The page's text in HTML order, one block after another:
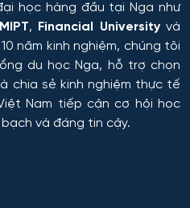
học hàng đầu tại Nga như
MIPT, Financial Universityvà
năm kinh nghiệm, chúng tôi
du học Nga, hỗ trợ chọn
chia sẻ kinh nghiệm thực tế
Nam tiếp cận cơ hội học
và đáng tin cậy.